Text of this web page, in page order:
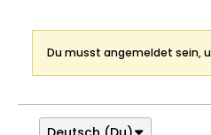
Du musst angemeldet sein,